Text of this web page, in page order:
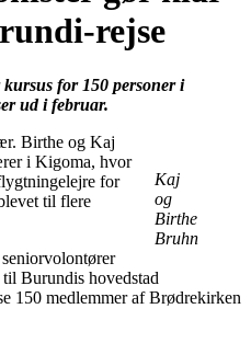
rejse
for 150 personer i
ud i februar.
Kaj
og
Birthe
Bruhn
Birthe og Kaj
i Kigoma, hvor
for
til flere
Burundis hovedstad
150 medlemmer af Brødrekirken